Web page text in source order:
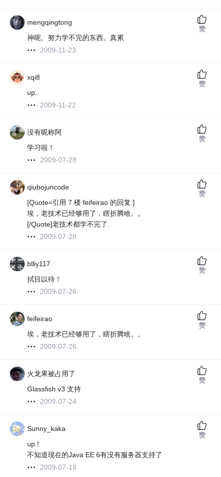
mengqingtong
神呢。努力学不完的东西。真累
2009-11-23
赞
xqi8
up..
2009-11-22
赞
没有昵称阿
学习啦！
2009-07-28
赞
qiubojuncode
[Quote=引用 7 楼 feifeirao 的回复:]
埃，老技术已经够用了，瞎折腾啥。。
[/Quote]老技术都学不完了.
2009-07-28
赞
blliy117
拭目以待！
2009-07-26
赞
feifeirao
埃，老技术已经够用了，瞎折腾啥。。
2009-07-26
赞
火龙果被占用了
Glassfish v3 支持
2009-07-24
赞
Sunny_kaka
up.!
不知道现在的Java EE 6有没有服务器支持了
2009-07-18
赞